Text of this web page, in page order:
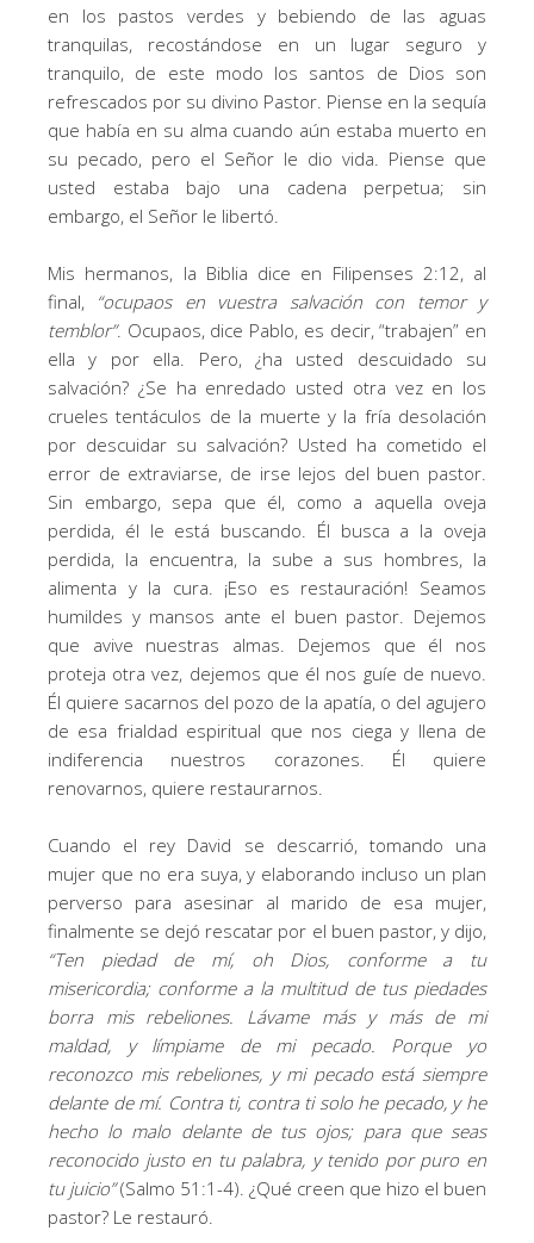
en los pastos verdes y bebiendo de las aguas
tranquilas, recostándose en un lugar seguro y
tranquilo, de este modo los santos de Dios son
refrescados por su divino Pastor. Piense en la sequía
que había en su alma cuando aún estaba muerto en
su pecado, pero el Señor le dio vida. Piense que
usted estaba bajo una cadena perpetua; sin
embargo, el Señor le libertó.
Mis hermanos, la Biblia dice en Filipenses 2:12, al
final, “ocupaos en vuestra salvación con temor y
temblor”. Ocupaos, dice Pablo, es decir, “trabajen” en
ella y por ella. Pero, ¿ha usted descuidado su
salvación? ¿Se ha enredado usted otra vez en los
crueles tentáculos de la muerte y la fría desolación
por descuidar su salvación? Usted ha cometido el
error de extraviarse, de irse lejos del buen pastor.
Sin embargo, sepa que él, como a aquella oveja
perdida, él le está buscando. Él busca a la oveja
perdida, la encuentra, la sube a sus hombres, la
alimenta y la cura. ¡Eso es restauración! Seamos
humildes y mansos ante el buen pastor. Dejemos
que avive nuestras almas. Dejemos que él nos
proteja otra vez, dejemos que él nos guíe de nuevo.
Él quiere sacarnos del pozo de la apatía, o del agujero
de esa frialdad espiritual que nos ciega y llena de
indiferencia nuestros corazones. Él quiere
renovarnos, quiere restaurarnos.
Cuando el rey David se descarrió, tomando una
mujer que no era suya, y elaborando incluso un plan
perverso para asesinar al marido de esa mujer,
finalmente se dejó rescatar por el buen pastor, y dijo,
“Ten piedad de mí, oh Dios, conforme a tu
misericordia; conforme a la multitud de tus piedades
borra mis rebeliones. Lávame más y más de mi
maldad, ylímpiame de mi pecado. Porque yo
reconozco mis rebeliones, ymi pecado está siempre
delante de mí. Contra ti, contra ti solo he pecado,yhe
hecho lo malo delante de tus ojos;para que seas
reconocido justo en tu palabra, ytenido por puro en
tu juicio”(Salmo 51:1-4). ¿Qué creen que hizo el buen
pastor? Le restauró.